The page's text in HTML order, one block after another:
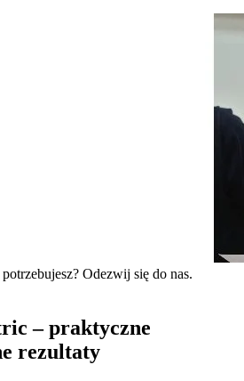
Odezwij się do nas.
– praktyczne
rezultaty